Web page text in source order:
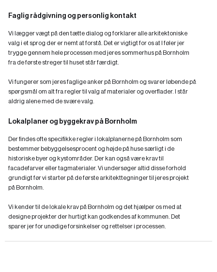
Faglig rådgivning og personlig kontakt
Vi lægger vægt på den tætte dialog og forklarer alle arkitektoniske
valg i et sprog der er nemt at forstå. Det er vigtigt for os at I føler jer
trygge gennem hele processen med jeres sommerhus på Bornholm
fra de første streger til huset står færdigt.
Vi fungerer som jeres faglige anker på Bornholm og svarer løbende på
spørgsmål om alt fra regler til valg af materialer og overflader. I står
aldrig alene med de svære valg.
Lokalplaner og byggekrav på Bornholm
Der findes ofte specifikke regler i lokalplanerne på Bornholm som
bestemmer bebyggelsesprocent og højde på huse særligt i de
historiske byer og kystområder. Der kan også være krav til
facadefarver eller tagmaterialer. Vi undersøger altid disse forhold
grundigt før vi starter på de første arkitekttegninger til jeres projekt
på Bornholm.
Vi kender til de lokale krav på Bornholm og det hjælper os med at
designe projekter der hurtigt kan godkendes af kommunen. Det
sparer jer for unødige forsinkelser og rettelser i processen.